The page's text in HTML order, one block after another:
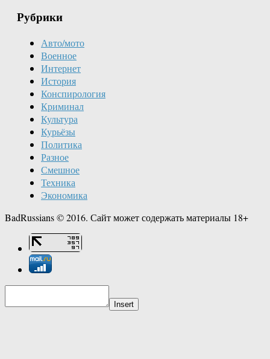
Рубрики
Авто/мото
Военное
Интернет
История
Конспирология
Криминал
Культура
Курьёзы
Политика
Разное
Смешное
Техника
Экономика
BadRussians © 2016. Сайт может содержать материалы 18+
Insert